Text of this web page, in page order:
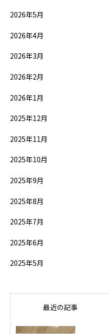
2026年5月
2026年4月
2026年3月
2026年2月
2026年1月
2025年12月
2025年11月
2025年10月
2025年9月
2025年8月
2025年7月
2025年6月
2025年5月
最近の記事